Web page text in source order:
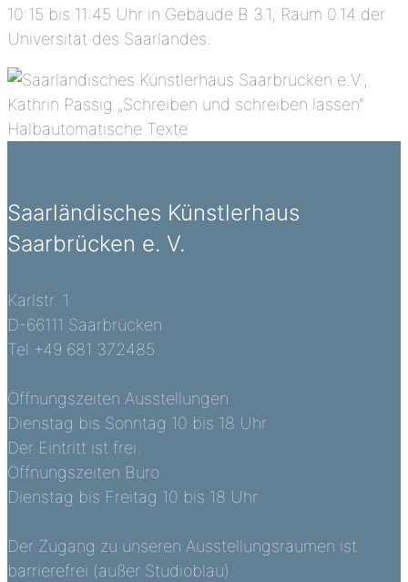
10:15 bis 11:45 Uhr in Gebäude B 3.1, Raum 0.14 der
Universität des Saarlandes.
Saarländisches Künstlerhaus
Saarbrücken e. V.
Karlstr. 1
D-66111 Saarbrücken
Tel +49 681 372485
Öffnungszeiten Ausstellungen
Dienstag bis Sonntag 10 bis 18 Uhr
Der Eintritt ist frei.
Öffnungszeiten Büro
Dienstag bis Freitag 10 bis 18 Uhr
Der Zugang zu unseren Ausstellungsräumen ist
barrierefrei (außer Studioblau).